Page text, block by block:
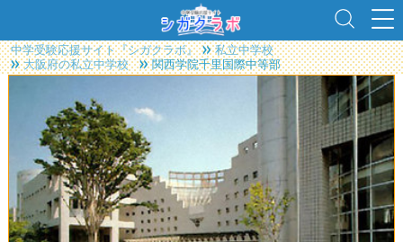
中学受験応援サイト『シガクラボ』
私立中学校
大阪府の私立中学校
関西学院千里国際中等部